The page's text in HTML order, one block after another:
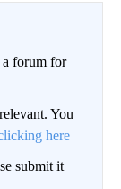
forum for
You
here
submit it